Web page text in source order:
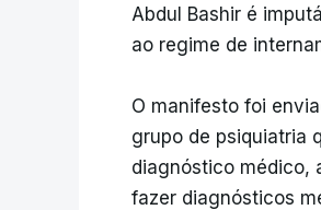
Abdul Bashir é
ao regime de
O manifesto foi
grupo de psiquiatria
diagnóstico médico,
fazer diagnósticos